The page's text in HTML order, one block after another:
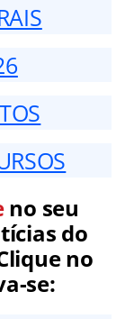
no seu
do
no
se: